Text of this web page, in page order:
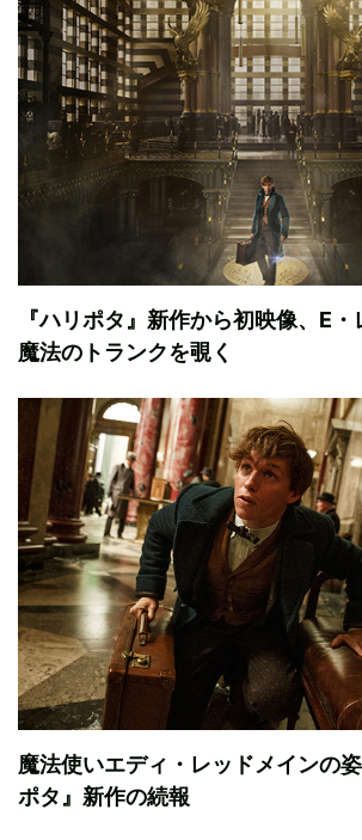
『ハリポタ』新作から初映像、E
魔法のトランクを覗く
魔法使いエディ・レッドメインの
ポタ』新作の続報